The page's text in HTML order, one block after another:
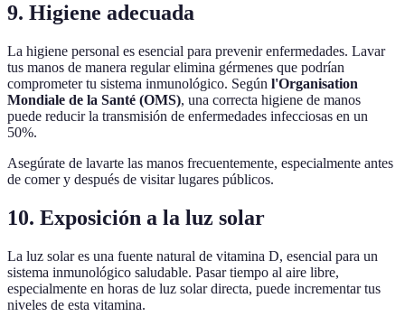
9. Higiene adecuada
La higiene personal es esencial para prevenir enfermedades. Lavar
tus manos de manera regular elimina gérmenes que podrían
comprometer tu sistema inmunológico. Según l'Organisation
Mondiale de la Santé (OMS), una correcta higiene de manos
puede reducir la transmisión de enfermedades infecciosas en un
50%.
Asegúrate de lavarte las manos frecuentemente, especialmente antes
de comer y después de visitar lugares públicos.
10. Exposición a la luz solar
La luz solar es una fuente natural de vitamina D, esencial para un
sistema inmunológico saludable. Pasar tiempo al aire libre,
especialmente en horas de luz solar directa, puede incrementar tus
niveles de esta vitamina.